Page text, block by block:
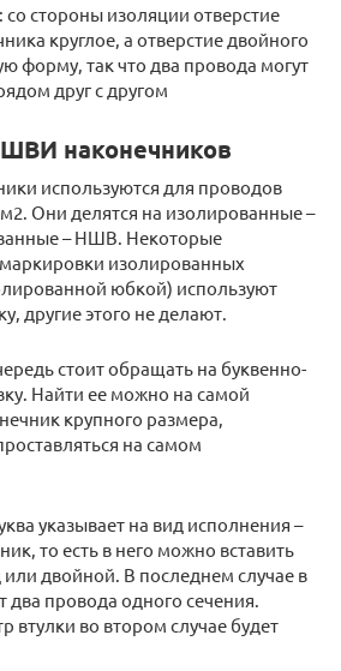
стороны изоляции отверстие
круглое, а отверстие двойного
форму, так что два провода могут
друг с другом
наконечников
используются для проводов
Они делятся на изолированные –
– НШВ. Некоторые
изолированных
юбкой) используют
другие этого не делают.
стоит обращать на буквенно-
Найти ее можно на самой
крупного размера,
на самом
указывает на вид исполнения –
то есть в него можно вставить
двойной. В последнем случае в
два провода одного сечения.
втулки во втором случае будет